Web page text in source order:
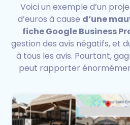
Voici un exemple d’un
d’euros à cause d’une
fiche Google Business
gestion des avis négatifs, et
à tous les avis. Pourtant,
peut rapporter